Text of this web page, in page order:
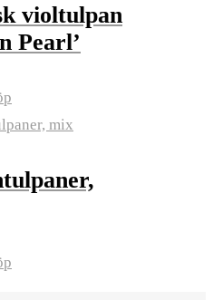
violtulpan
Pearl’